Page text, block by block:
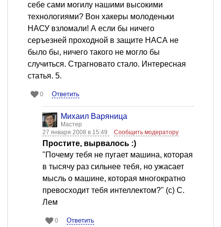
себе сами могилу нашими высокими
технологиями? Вон хакеры молоденьки
НАСУ взломали! А если бы ничего
серъезней проходной в защите НАСА не
было бы, ничего такого не могло бы
случиться. Страгновато стало. Интересная
статья. 5.
0 Ответить
Михаил Варяница
Мастер
27 января 2008 в 15:49
Сообщить модератору
Простите, вырвалось :)
"Почему тебя не пугает машина, которая
в тысячу раз сильнее тебя, но ужасает
мысль о машине, которая многократно
превосходит тебя интеллектом?" (с) С.
Лем
0 Ответить